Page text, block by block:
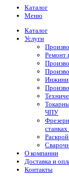
Каталог
Меню
Каталог
Услуги
Ремонт
ЧПУ
О компании
Доставка и
Контакты